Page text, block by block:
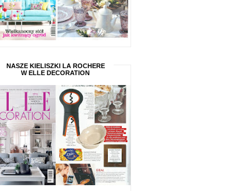
NASZE KIELISZKI LA ROCHERE
W ELLE DECORATION